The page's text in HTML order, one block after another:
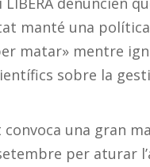
manté una
matar» mentre
sobre la
una gran
per aturar